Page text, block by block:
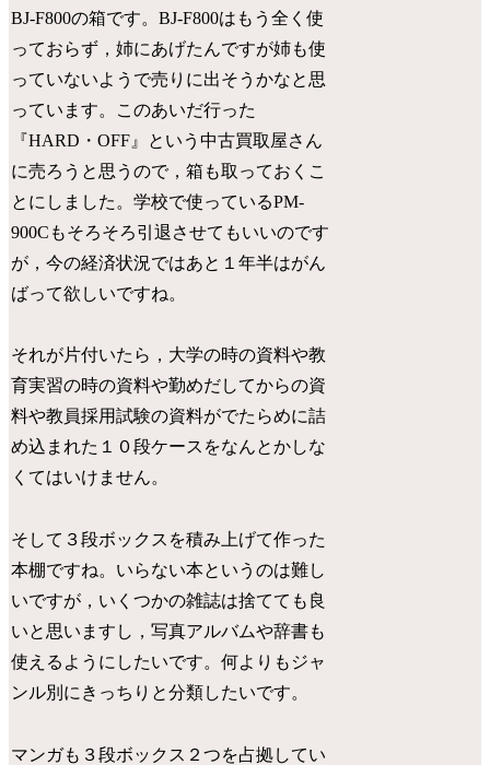
BJ-F800の箱です。BJ-F800はもう全く使
っておらず，姉にあげたんですが姉も使
っていないようで売りに出そうかなと思
っています。このあいだ行った
『HARD・OFF』という中古買取屋さん
に売ろうと思うので，箱も取っておくこ
とにしました。学校で使っているPM-
900Cもそろそろ引退させてもいいのです
が，今の経済状況ではあと１年半はがん
ばって欲しいですね。
それが片付いたら，大学の時の資料や教
育実習の時の資料や勤めだしてからの資
料や教員採用試験の資料がでたらめに詰
め込まれた１０段ケースをなんとかしな
くてはいけません。
そして３段ボックスを積み上げて作った
本棚ですね。いらない本というのは難し
いですが，いくつかの雑誌は捨てても良
いと思いますし，写真アルバムや辞書も
使えるようにしたいです。何よりもジャ
ンル別にきっちりと分類したいです。
マンガも３段ボックス２つを占拠してい